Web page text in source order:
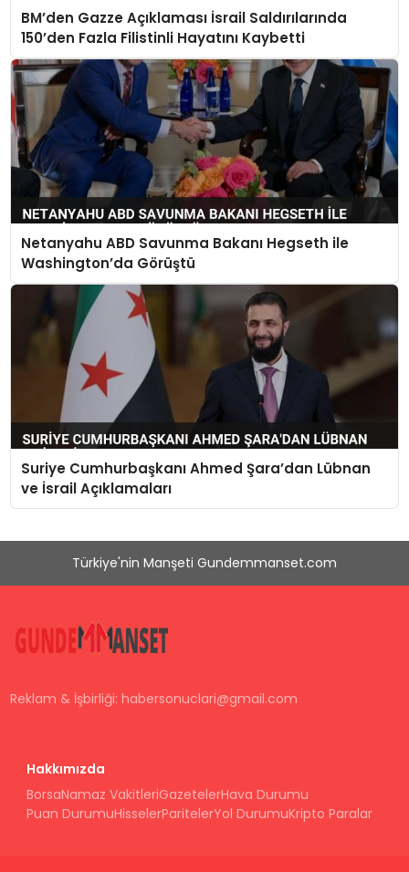
BM’den Gazze Açıklaması İsrail Saldırılarında
150’den Fazla Filistinli Hayatını Kaybetti
Netanyahu ABD Savunma Bakanı Hegseth ile
Washington’da Görüştü
Suriye Cumhurbaşkanı Ahmed Şara’dan Lübnan
ve İsrail Açıklamaları
Türkiye'nin Manşeti Gundemmanset.com
Reklam & İşbirliği:habersonuclari@gmail.com
Hakkımızda
BorsaNamaz VakitleriGazetelerHava Durumu
Puan DurumuHisselerParitelerYol DurumuKripto Paralar